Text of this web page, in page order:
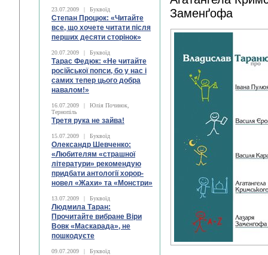
23.07.2009 | Буквоїд
Степан Процюк: «Читайте
все, що хочете читати після
перших десяти сторінок»
20.07.2009 | Буквоїд
Тарас Федюк: «Не читайте
російської попси, бо у нас і
самих тепер цього добра
навалом!»
16.07.2009 |
Юлія Починок,
Тернопіль
Третя рука не зайва!
15.07.2009 | Буквоїд
Олександр Шевченко:
«Любителям «страшної
літератури» рекомендую
придбати антології хорор-
новел «Жахи» та «Монстри»
13.07.2009 | Буквоїд
Людмила Таран:
Прочитайте вибране Віри
Вовк «Маскарада», не
пошкодуєте
09.07.2009 | Буквоїд
Заменґофа